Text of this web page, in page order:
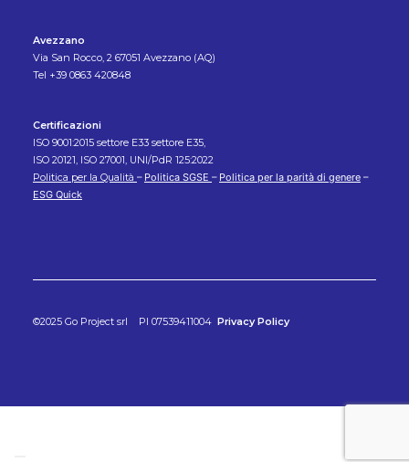
Avezzano
Via San Rocco, 2 67051 Avezzano (AQ)
Tel +39 0863 420848
Certificazioni
ISO 9001:2015 settore E33 settore E35,
ISO 20121, ISO 27001, UNI/PdR 125:2022
Politica per la Qualità – Politica SGSE – Politica per la parità di genere –
ESG Quick
©2025 Go Project srl PI 07539411004 Privacy Policy